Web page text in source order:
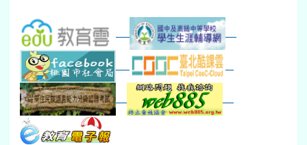
新生智力測驗補測(...
下午-新進教師研習
教師備課會議
新生訓練(整天)新生訓練(~12:00)
下午-校務會議14:00-
八九年級返校8-9
防災演練工作分配及...
30 31 2 3
本週_健康檢查週各班器材負責人訓練
發放班級書箱及晨讀...
技藝教育學程說明會...
12:30幹部訓練七年級新生健檢
本週_友善校園週收學生證、換補教科...
本週_圖書館開放借...
開學日